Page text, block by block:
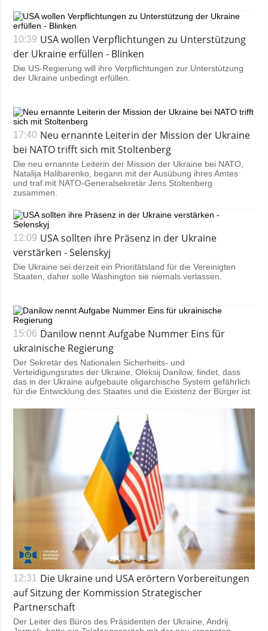
10:39 USA wollen Verpflichtungen zu Unterstützung
der Ukraine erfüllen - Blinken
Die US-Regierung will ihre Verpflichtungen zur Unterstützung
der Ukraine unbedingt erfüllen.
17:40 Neu ernannte Leiterin der Mission der Ukraine
bei NATO trifft sich mit Stoltenberg
Die neu ernannte Leiterin der Mission der Ukraine bei NATO,
Natalija Halibarenko, begann mit der Ausübung ihres Amtes
und traf mit NATO-Generalsekretär Jens Stoltenberg
zusammen.
12:09 USA sollten ihre Präsenz in der Ukraine
verstärken - Selenskyj
Die Ukraine sei derzeit ein Prioritätsland für die Vereinigten
Staaten, daher solle Washington sie niemals verlassen.
15:06 Danilow nennt Aufgabe Nummer Eins für
ukrainische Regierung
Der Sekretär des Nationalen Sicherheits- und
Verteidigungsrates der Ukraine, Oleksij Danilow, findet, dass
das in der Ukraine aufgebaute oligarchische System gefährlich
für die Entwicklung des Staates und die Existenz der Bürger ist.
12:31
Die Ukraine und USA erörtern Vorbereitungen
auf Sitzung der Kommission Strategischer
Partnerschaft
Der Leiter des Büros des Präsidenten der Ukraine, Andrij